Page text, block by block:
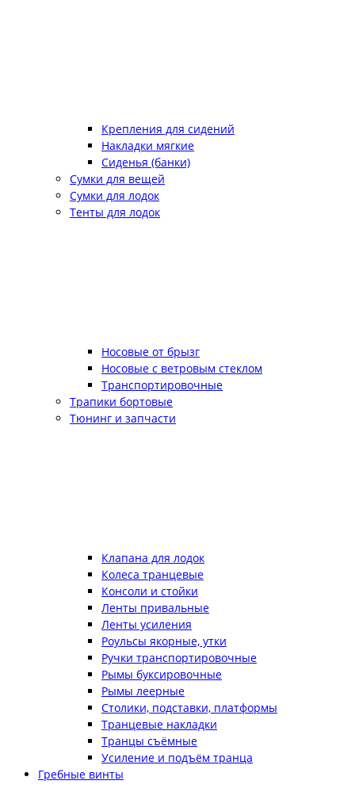
Крепления для сидений
Накладки мягкие
Сиденья (банки)
Сумки для вещей
Сумки для лодок
Тенты для лодок
Носовые от брызг
Носовые с ветровым стеклом
Транспортировочные
Трапики бортовые
Тюнинг и запчасти
Клапана для лодок
Колеса транцевые
Консоли и стойки
Ленты привальные
Ленты усиления
Роульсы якорные, утки
Ручки транспортировочные
Рымы буксировочные
Рымы леерные
Столики, подставки, платформы
Транцевые накладки
Транцы съёмные
Усиление и подъём транца
Гребные винты